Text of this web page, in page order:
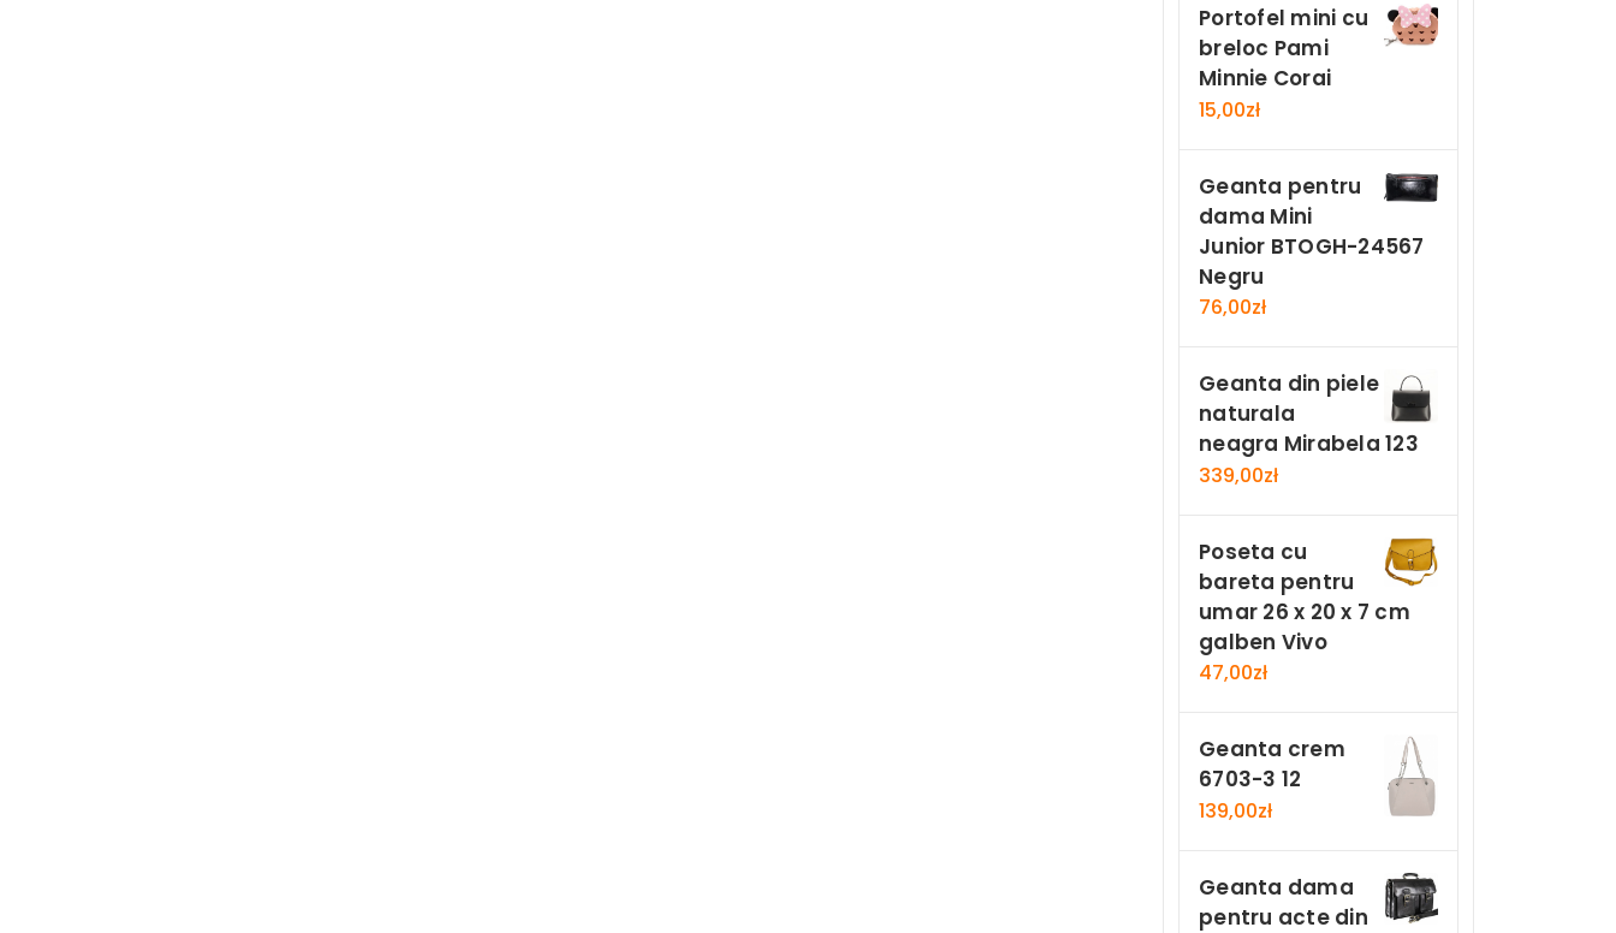
Portofel mini cu
breloc Pami
Minnie Corai
15,00zł
Geanta pentru
dama Mini
Junior BTOGH-24567
Negru
76,00zł
Geanta din piele
naturala
neagra Mirabela 123
339,00zł
Poseta cu
bareta pentru
umar 26 x 20 x 7 cm
galben Vivo
47,00zł
Geanta crem
6703-3 12
139,00zł
Geanta dama
pentru acte din